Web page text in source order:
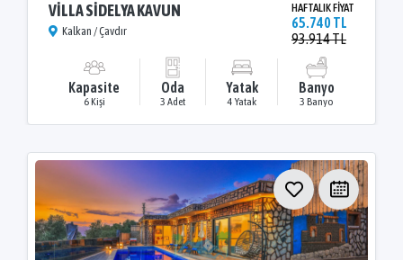
VİLLA SİDELYA KAVUN
Kalkan / Çavdır
HAFTALIK FİYAT
65.740 TL
93.914 TL
Kapasite
6 Kişi
Oda
3 Adet
Yatak
4 Yatak
Banyo
3 Banyo